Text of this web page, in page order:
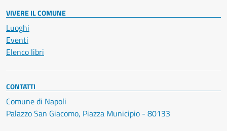
VIVERE IL COMUNE
Luoghi
Eventi
Elenco libri
CONTATTI
Comune di Napoli
Palazzo San Giacomo, Piazza Municipio - 80133